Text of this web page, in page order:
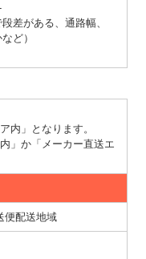
差がある、通路幅、
ど）
内」となります。
」か「メーカー直送エ
便配送地域